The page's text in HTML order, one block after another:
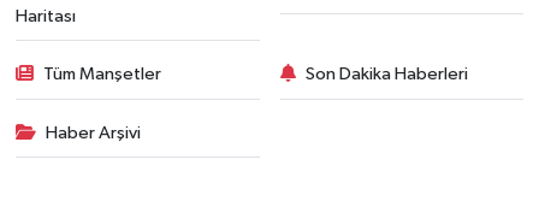
Haritası
Tüm Manşetler Son Dakika Haberleri
Haber Arşivi